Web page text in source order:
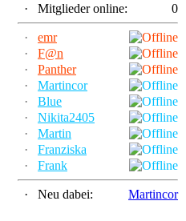
·
Mitglieder online: 0
·
emr
·
F@n
·
Panther
·
Martincor
·
Blue
·
Nikita2405
·
Martin
·
Franziska
·
Frank
· Neu dabei: Martincor